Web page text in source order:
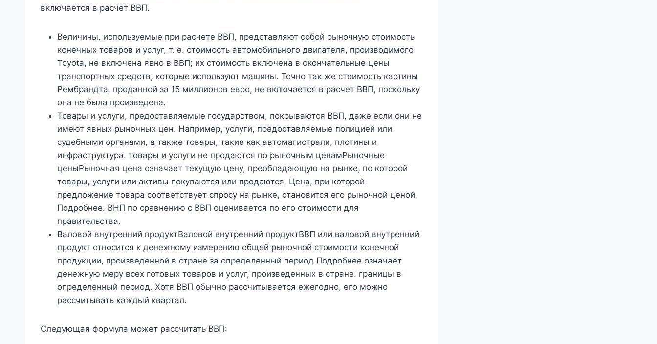
включается в расчет ВВП.
Величины, используемые при расчете ВВП, представляют собой рыночную стоимость
конечных товаров и услуг, т. е. стоимость автомобильного двигателя, производимого
Toyota, не включена явно в ВВП; их стоимость включена в окончательные цены
транспортных средств, которые используют машины. Точно так же стоимость картины
Рембрандта, проданной за 15 миллионов евро, не включается в расчет ВВП, поскольку
она не была произведена.
Товары и услуги, предоставляемые государством, покрываются ВВП, даже если они не
имеют явных рыночных цен. Например, услуги, предоставляемые полицией или
судебными органами, а также товары, такие как автомагистрали, плотины и
инфраструктура. товары и услуги не продаются по рыночным ценамРыночные
ценыРыночная цена означает текущую цену, преобладающую на рынке, по которой
товары, услуги или активы покупаются или продаются. Цена, при которой
предложение товара соответствует спросу на рынке, становится его рыночной ценой.
Подробнее. ВНП по сравнению с ВВП оценивается по его стоимости для
правительства.
Валовой внутренний продуктВаловой внутренний продуктВВП или валовой внутренний
продукт относится к денежному измерению общей рыночной стоимости конечной
продукции, произведенной в стране за определенный период.Подробнее означает
денежную меру всех готовых товаров и услуг, произведенных в стране. границы в
определенный период. Хотя ВВП обычно рассчитывается ежегодно, его можно
рассчитывать каждый квартал.
Следующая формула может рассчитать ВВП: